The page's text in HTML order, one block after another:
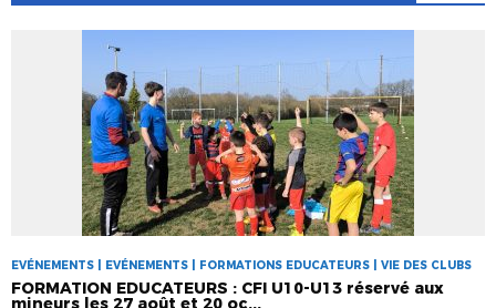
EVÉNEMENTS | EVÉNEMENTS | FORMATIONS EDUCATEURS | VIE DES CLUBS
FORMATION EDUCATEURS : CFI U10-U13 réservé aux
mineurs les 27 août et 20 oc...